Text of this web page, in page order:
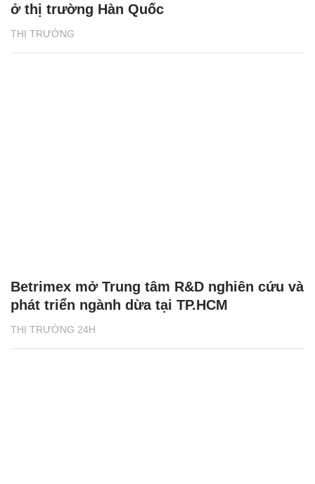
THỊ TRƯỜNG
ở thị trường Hàn Quốc
THỊ TRƯỜNG 24H
Betrimex mở Trung tâm R&D nghiên cứu và
phát triển ngành dừa tại TP.HCM